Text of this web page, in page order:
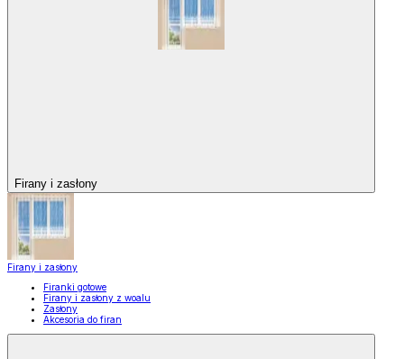
Firany i zasłony
Firany i zasłony
Firanki gotowe
Firany i zasłony z woalu
Zasłony
Akcesoria do firan